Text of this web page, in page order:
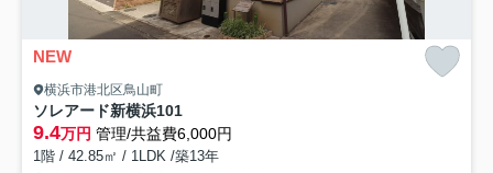
NEW
横浜市港北区鳥山町
ソレアード新横浜101
9.4万円 管理/共益費6,000円
1階 / 42.85㎡ / 1LDK /築13年